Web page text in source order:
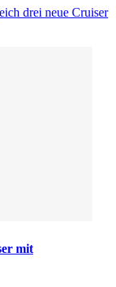
drei neue Cruiser
mit